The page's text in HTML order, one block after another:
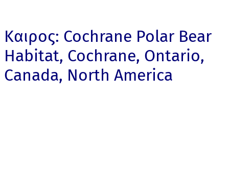
Καιρος: Cochrane Polar Bear
Habitat, Cochrane, Ontario,
Canada, North America